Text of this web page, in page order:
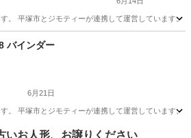
す。 平塚市とジモティーが連携して運営していま
カプセルトイ
バインダー
6月21日
す。 平塚市とジモティーが連携して運営していま
具 リユース
いお人形、お譲りください